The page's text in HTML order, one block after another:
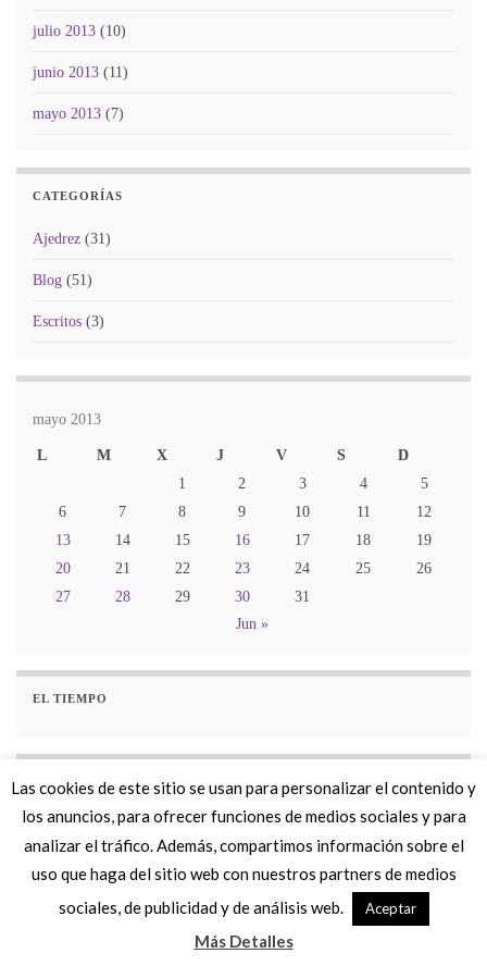
julio 2013 (10)
junio 2013 (11)
mayo 2013 (7)
CATEGORÍAS
Ajedrez (31)
Blog (51)
Escritos (3)
mayo 2013
L M X J V S
D
1
2 3 4
5
6
7 8 9 10 11
12
13
14 15 16 17 18
19
20
21 22 23 24 25
26
27
28 29 30
31
Jun »
EL TIEMPO
LOS TOP TEN
© 2026 La Web de Jesús Vázquez.
Las cookies de este sitio se usan para personalizar el contenido y
los anuncios, para ofrecer funciones de medios sociales y para
analizar el tráfico. Además, compartimos información sobre el
uso que haga del sitio web con nuestros partners de medios
sociales, de publicidad y de análisis web.
Aceptar
Más Detalles